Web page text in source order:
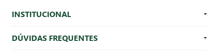
INSTITUCIONAL
DÚVIDAS FREQUENTES